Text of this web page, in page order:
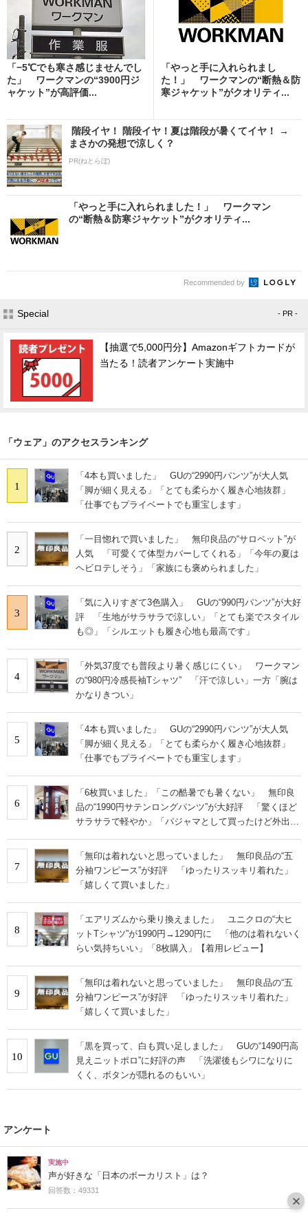
「−5℃でも寒さ感じませんでし
た」 ワークマンの“3900円ジ
ャケット”が高評価...
「やっと手に入れられまし
た！」 ワークマンの“断熱＆防
寒ジャケット”がクオリティ...
階段イヤ！ 階段イヤ！夏は階段が暑くてイヤ！ →
まさかの発想で涼しく？
PR(ねとらぼ)
「やっと手に入れられました！」 ワークマン
の“断熱＆防寒ジャケット”がクオリティ...
Recommended by
Special - PR -
【抽選で5,000円分】Amazonギフトカードが
当たる！読者アンケート実施中
「ウェア」のアクセスランキング
1
「4本も買いました」 GUの“2990円パンツ”が大人気
「脚が細く見える」「とても柔らかく履き心地抜群」
「仕事でもプライベートでも重宝します」
2
「一目惚れで買いました」 無印良品の“サロペット”が
人気 「可愛くて体型カバーしてくれる」「今年の夏は
ヘビロテしそう」「家族にも褒められました」
3
「気に入りすぎて3色購入」 GUの“990円パンツ”が大好
評 「生地がサラサラで涼しい」「とても楽でスタイル
も◎」「シルエットも履き心地も最高です」
4
「外気37度でも普段より暑く感じにくい」 ワークマン
の“980円冷感長袖Tシャツ” 「汗で涼しい」一方「腕は
かなりきつい」
5
「4本も買いました」 GUの“2990円パンツ”が大人気
「脚が細く見える」「とても柔らかく履き心地抜群」
「仕事でもプライベートでも重宝します」
6
「6枚買いました」「この酷暑でも暑くない」 無印良
品の“1990円サテンロングパンツ”が大好評 「驚くほど
サラサラで軽やか」「パジャマとして買ったけど外出用
7
「無印は着れないと思っていました」 無印良品の“五
分袖ワンピース”が好評 「ゆったりスッキリ着れた」
「嬉しくて買いました」
8
「エアリズムから乗り換えました」 ユニクロの“大ヒ
ットTシャツ”が1990円→1290円に 「他のは着れないく
らい気持ちいい」「8枚購入」【着用レビュー】
9
「無印は着れないと思っていました」 無印良品の“五
分袖ワンピース”が好評 「ゆったりスッキリ着れた」
「嬉しくて買いました」
10
「黒を買って、白も買い足しました」 GUの“1490円高
見えニットポロ”に好評の声 「洗濯後もシワになりに
くく、ボタンが隠れるのもいい」
アンケート
実施中
声が好きな「日本のボーカリスト」は？
回答数：49331